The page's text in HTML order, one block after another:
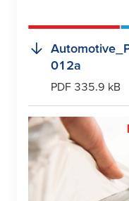
012a
PDF 335.9 kB